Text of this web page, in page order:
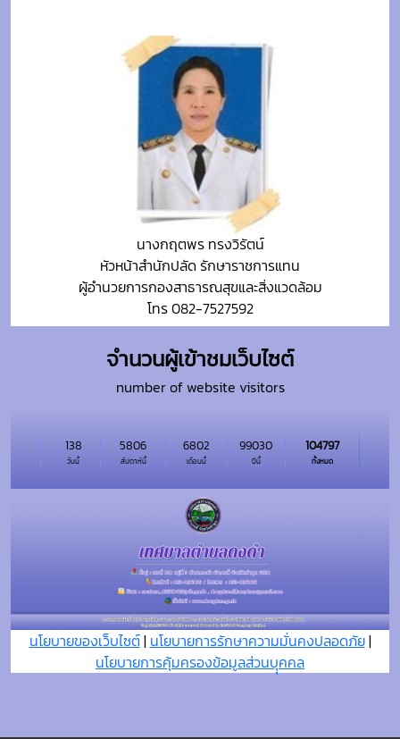
นางกฤตพร ทรงวิรัตน์
หัวหน้าสำนักปลัด รักษาราชการแทน
ผู้อำนวยการกองสาธารณสุขและสิ่งแวดล้อม
โทร 082-7527592
จำนวนผู้เข้าชมเว็บไซต์
number of website visitors
วันนี้
138
สัปดาห์นี้
5806
เดือนนี้
6802
ปีนี้
99030
ทั้งหมด
104797
นโยบายของเว็บไซต์| นโยบายการรักษาความมั่นคงปลอดภัย|
นโยบายการคุ้มครองข้อมูลส่วนบุุคคล